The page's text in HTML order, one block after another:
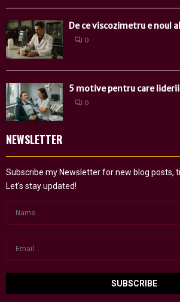
De ce viscozimetru e noul
0
5 motive pentru care liderii
0
NEWSLETTER
Subscribe my Newsletter for new blog posts,
Let's stay updated!